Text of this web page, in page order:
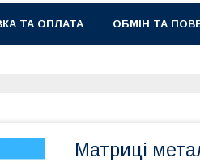
ТА ОПЛАТА ОБМІН ТА
Матриці